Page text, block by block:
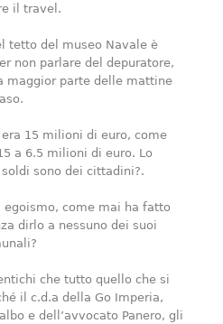
il travel.
tetto del museo Navale è
non parlare del depuratore,
maggior parte delle mattine
15 milioni di euro, come
a 6.5 milioni di euro. Lo
sono dei cittadini?.
egoismo, come mai ha fatto
dirlo a nessuno dei suoi
che tutto quello che si
il c.d.a della Go Imperia,
e dell’avvocato Panero, gli